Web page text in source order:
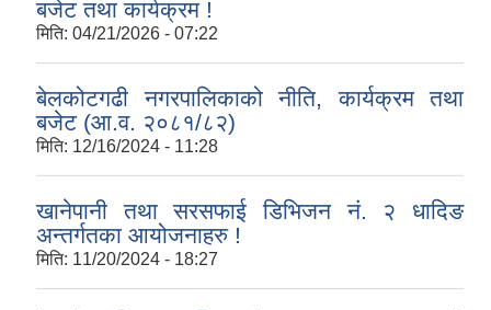
बजेट तथा कार्यक्रम !
मिति: 04/21/2026 - 07:22
बेलकोटगढी नगरपालिकाको नीति, कार्यक्रम तथा
बजेट (आ.व. २०८१/८२)
मिति: 12/16/2024 - 11:28
खानेपानी तथा सरसफाई डिभिजन नं. २ धादिङ
अन्तर्गतका आयोजनाहरु !
मिति: 11/20/2024 - 18:27